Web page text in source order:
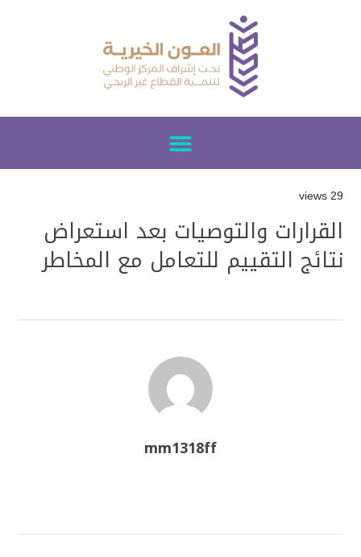
29 views
القرارات والتوصيات بعد استعراض
نتائج التقييم للتعامل مع المخاطر
mm1318ff